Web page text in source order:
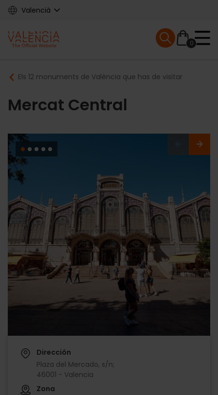
Skip
content
Valencià
Main
navigation
0
Mobile menu
Breadcrumb
Els 12 monuments de València que has de visitar
Mercat Central
Dirección
Plaza del Mercado, s/n;
46001 - Valencia
Zona